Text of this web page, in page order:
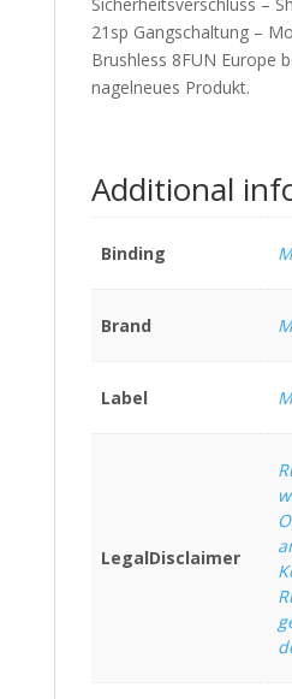
21sp Gangschaltung –
Brushless 8FUN Europe
nagelneues Produkt.
Additional
Binding
Brand
Label
LegalDisclaimer